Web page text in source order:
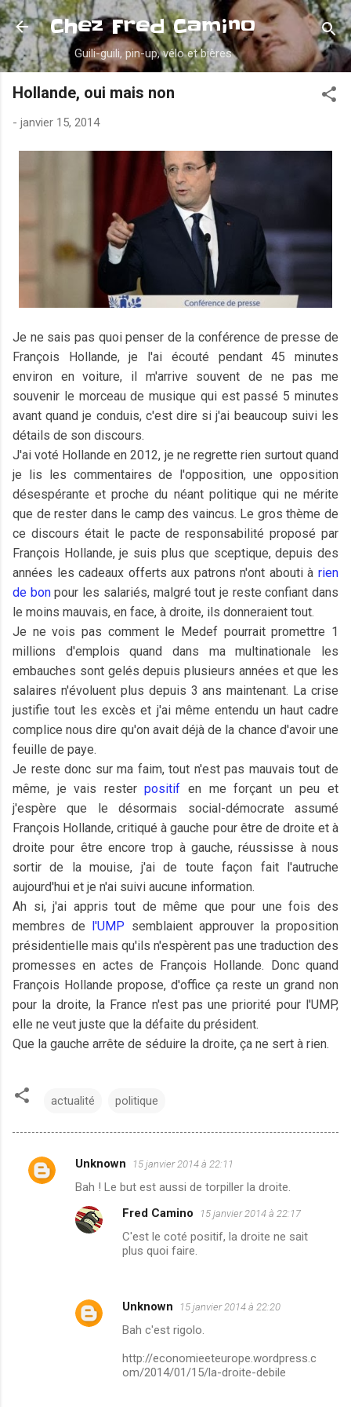
Accéder au contenu principal
Chez Fred Camino
Guili-guili, pin-up, vélo et bières
Hollande, oui mais non
- janvier 15, 2014
Je ne sais pas quoi penser de la conférence de presse de
François Hollande, je l'ai écouté pendant 45 minutes
environ en voiture, il m'arrive souvent de ne pas me
souvenir le morceau de musique qui est passé 5 minutes
avant quand je conduis, c'est dire si j'ai beaucoup suivi les
détails de son discours.
J'ai voté Hollande en 2012, je ne regrette rien surtout quand
je lis les commentaires de l'opposition, une opposition
désespérante et proche du néant politique qui ne mérite
que de rester dans le camp des vaincus. Le gros thème de
ce discours était le pacte de responsabilité proposé par
François Hollande, je suis plus que sceptique, depuis des
années les cadeaux offerts aux patrons n'ont abouti à rien
de bonpour les salariés, malgré tout je reste confiant dans
le moins mauvais, en face, à droite, ils donneraient tout.
Je ne vois pas comment le Medef pourrait promettre 1
millions d'emplois quand dans ma multinationale les
embauches sont gelés depuis plusieurs années et que les
salaires n'évoluent plus depuis 3 ans maintenant. La crise
justifie tout les excès et j'ai même entendu un haut cadre
complice nous dire qu'on avait déjà de la chance d'avoir une
feuille de paye.
Je reste donc sur ma faim, tout n'est pas mauvais tout de
même, je vais resterpositif en me forçant un peu et
j'espère que le désormais social-démocrate assumé
François Hollande, critiqué à gauche pour être de droite et à
droite pour être encore trop à gauche, réussisse à nous
sortir de la mouise, j'ai de toute façon fait l'autruche
aujourd'hui et je n'ai suivi aucune information.
Ah si, j'ai appris tout de même que pour une fois des
membres de l'UMP semblaient approuver la proposition
présidentielle mais qu'ils n'espèrent pas une traduction des
promesses en actes de François Hollande. Donc quand
François Hollande propose, d'office ça reste un grand non
pour la droite, la France n'est pas une priorité pour l'UMP,
elle ne veut juste que la défaite du président.
Que la gauche arrête de séduire la droite, ça ne sert à rien.
actualité politique
C
Unknown 15 janvier 2014 à 22:11
Bah ! Le but est aussi de torpiller la droite.
Fred Camino
15 janvier 2014 à 22:17
C'est le coté positif, la droite ne sait
plus quoi faire.
Unknown 15 janvier 2014 à 22:20
Bah c'est rigolo.
http://economieeteurope.wordpress.c
om/2014/01/15/la-droite-debile